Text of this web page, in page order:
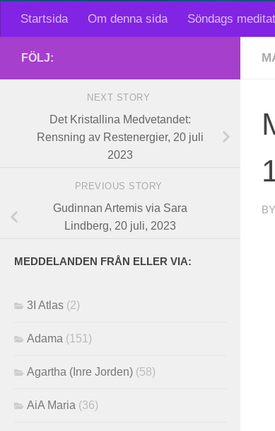
Startsida Om denna sida Söndags
BY
FÖLJ:
NEXT STORY
Det Kristallina Medvetandet:
Rensning av Restenergier, 20 juli
2023
PREVIOUS STORY
Gudinnan Artemis via Sara
Lindberg, 20 juli, 2023
MEDDELANDEN FRÅN ELLER VIA:
3I Atlas (2)
Adama (151)
Agartha (Inre Jorden) (58)
AiA Maria (36)